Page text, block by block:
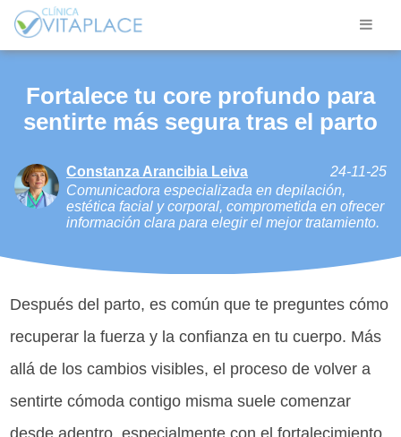
Fortalece tu core profundo para
sentirte más segura tras el parto
Constanza Arancibia Leiva
24-11-25
Comunicadora especializada en depilación,
estética facial y corporal, comprometida en ofrecer
información clara para elegir el mejor tratamiento.
Después del parto, es común que te preguntes cómo
recuperar la fuerza y la confianza en tu cuerpo. Más
allá de los cambios visibles, el proceso de volver a
sentirte cómoda contigo misma suele comenzar